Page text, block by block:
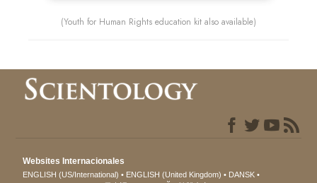
(Youth for Human Rights education kit also available)
Websites Internacionales
ENGLISH (US/International) ENGLISH (United Kingdom)
DANSK